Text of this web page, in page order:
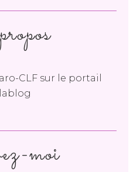
moi
CLFsur le portail